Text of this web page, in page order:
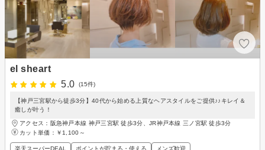
el sheart
5.0
(15件)
【神戸三宮駅から徒歩3分】40代から始める上質なヘアスタイルをご提供♪♪キレイ＆
癒しが叶う！
アクセス：阪急神戸本線 神戸三宮駅 徒歩3分、JR神戸本線 三ノ宮駅 徒歩3分
カット単価： ￥1,100～
楽天スーパーDEAL ポイントが貯まる・使える メンズ歓迎